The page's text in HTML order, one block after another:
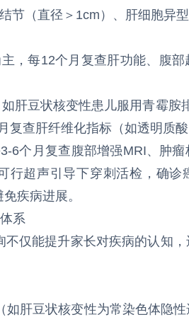
节（直径＞1cm）、肝细胞异型
，每12个月复查肝功能、腹
肝豆状核变性患儿服用青霉胺
查肝纤维化指标（如透明质酸
6个月复查腹部增强MRI、肿
行超声引导下穿刺活检，确诊
疾病进展。
系
仅能提升家长对疾病的认知
肝豆状核变性为常染色体隐